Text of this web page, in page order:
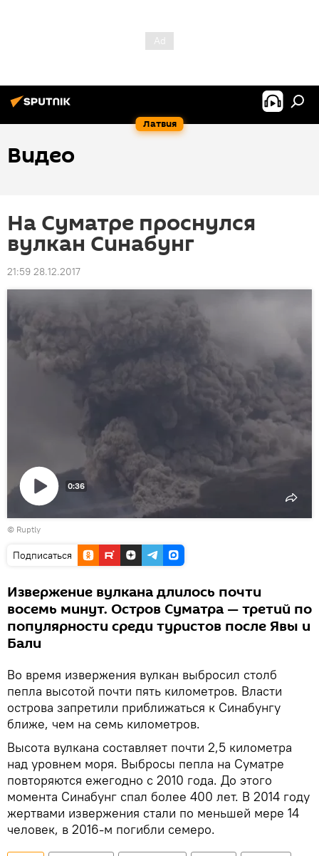
Латвия
Видео
На Суматре проснулся
вулкан Синабунг
21:59 28.12.2017
Воспроизвести
видео
0:36
© Ruptly
Подписаться
Извержение вулкана длилось почти
восемь минут. Остров Суматра — третий по
популярности среди туристов после Явы и
Бали
Во время извержения вулкан выбросил столб
пепла высотой почти пять километров. Власти
острова запретили приближаться к Синабунгу
ближе, чем на семь километров.
Высота вулкана составляет почти 2,5 километра
над уровнем моря. Выбросы пепла на Суматре
повторяются ежегодно с 2010 года. До этого
момента Синабунг спал более 400 лет. В 2014 году
жертвами извержения стали по меньшей мере 14
человек, в 2016-м погибли семеро.